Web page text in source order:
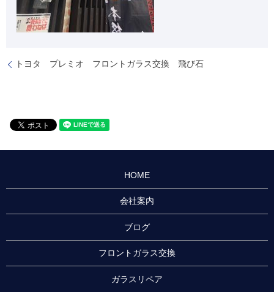
トヨタ プレミオ フロントガラス交換 飛び石
HOME
会社案内
ブログ
フロントガラス交換
ガラスリペア